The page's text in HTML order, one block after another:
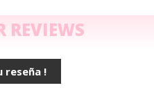
REVIEWS
reseña !